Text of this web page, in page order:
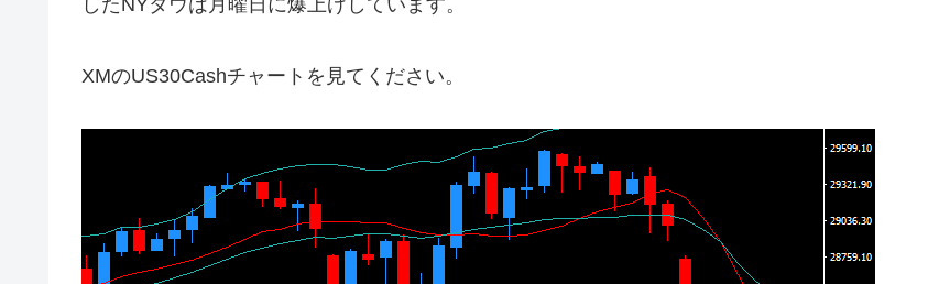
したNYダウは月曜日に爆上げしています。
XMのUS30Cashチャートを見てください。